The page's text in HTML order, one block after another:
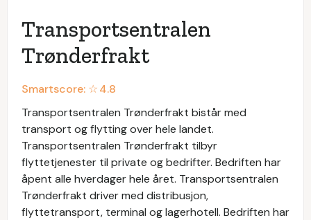
Transportsentralen
Trønderfrakt
Smartscore: ☆4.8
Transportsentralen Trønderfrakt bistår med
transport og flytting over hele landet.
Transportsentralen Trønderfrakt tilbyr
flyttetjenester til private og bedrifter. Bedriften har
åpent alle hverdager hele året. Transportsentralen
Trønderfrakt driver med distribusjon,
flyttetransport, terminal og lagerhotell. Bedriften har